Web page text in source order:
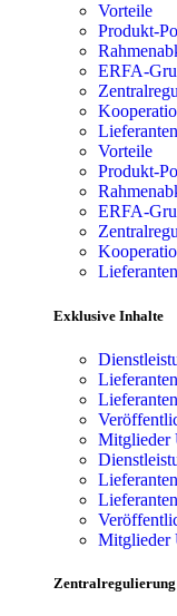
Vorteile
Produkt-
ERFA-
Vorteile
Produkt-
ERFA-
Exklusive Inhalte
Mitglieder
Mitglieder
Zentralregulierung